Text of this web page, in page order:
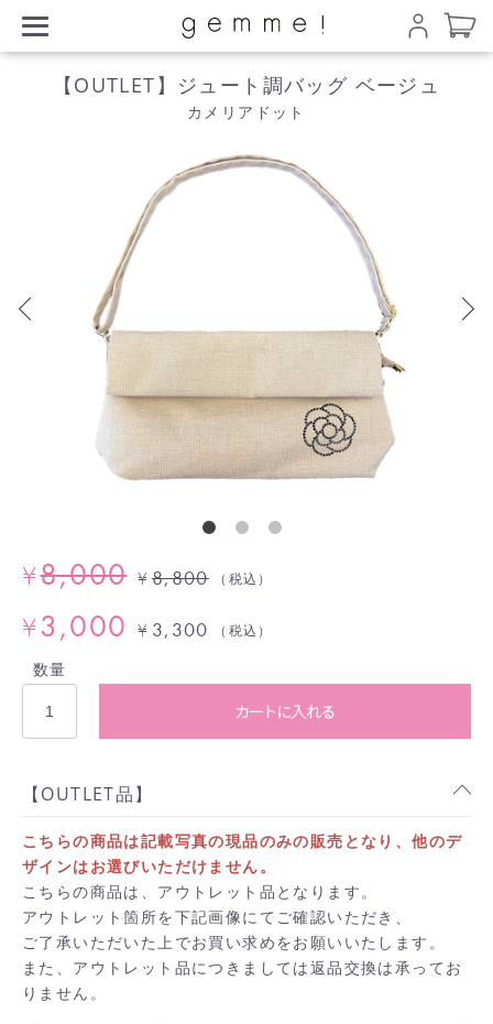
【OUTLET】ジュート調バッグ ベージュ
カメリアドット
¥8,000
¥3,000
¥ 8,800 （税込）
¥ 3,300 （税込）
数量
カートに入れる
【OUTLET品】
こちらの商品は記載写真の現品のみの販売となり、他のデ
ザインはお選びいただけません。
こちらの商品は、アウトレット品となります。
アウトレット箇所を下記画像にてご確認いただき、
ご了承いただいた上でお買い求めをお願いいたします。
また、アウトレット品につきましては返品交換は承ってお
りません。